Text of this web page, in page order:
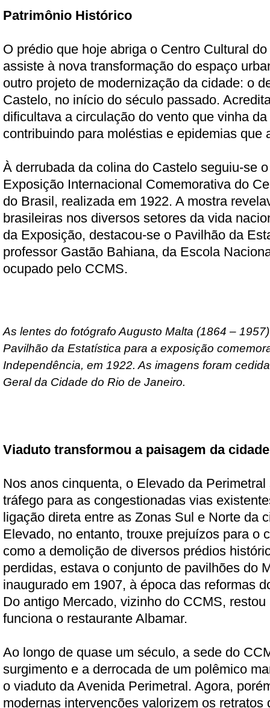
Patrimônio Histórico
O prédio que hoje abriga o Centro Cultural
assiste à nova transformação do espaço
outro projeto de modernização da cidade: o
Castelo, no início do século passado.
dificultava a circulação do vento que vinha
contribuindo para moléstias e epidemias que
À derrubada da colina do Castelo seguiu-se
Exposição Internacional Comemorativa do
do Brasil, realizada em 1922. A mostra
brasileiras nos diversos setores da vida
da Exposição, destacou-se o Pavilhão da
professor Gastão Bahiana, da Escola
ocupado pelo CCMS.
As lentes do fotógrafo Augusto Malta (1864 –
Pavilhão da Estatística para a exposição
Independência, em 1922. As imagens foram
Geral da Cidade do Rio de Janeiro.
Viaduto transformou a paisagem da cidade
Nos anos cinquenta, o Elevado da
tráfego para as congestionadas vias
ligação direta entre as Zonas Sul e Norte da
Elevado, no entanto, trouxe prejuízos para o
como a demolição de diversos prédios
perdidas, estava o conjunto de pavilhões do
inaugurado em 1907, à época das reformas
Do antigo Mercado, vizinho do CCMS,
funciona o restaurante Albamar.
Ao longo de quase um século, a sede do
surgimento e a derrocada de um polêmico
o viaduto da Avenida Perimetral. Agora,
modernas intervenções valorizem os retratos